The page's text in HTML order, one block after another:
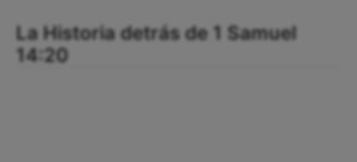
La Historia detrás de 1 Samuel
14:20